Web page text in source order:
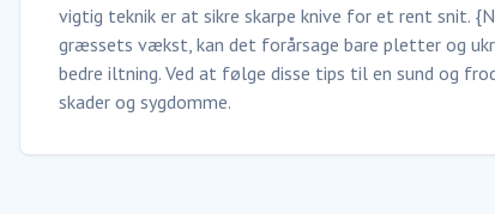
vigtig teknik er at sikre skarpe knive for et rent snit.
græssets vækst, kan det forårsage bare pletter og
bedre iltning. Ved at følge disse tips til en sund og
skader og sygdomme.